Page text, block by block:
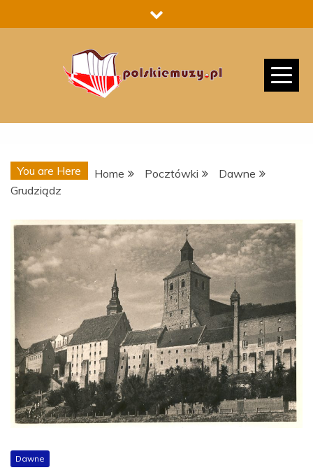
to
You are Here Home Pocztówki
Dawne
Grudziądz
Dawne